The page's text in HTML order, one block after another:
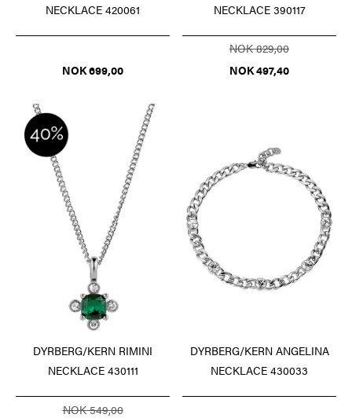
NECKLACE 420061
NOK 699,00
NECKLACE 390117
NOK 829,00
NOK 497,40
DYRBERG/KERN RIMINI
NECKLACE 430111
NOK 549,00
DYRBERG/KERN ANGELINA
NECKLACE 430033